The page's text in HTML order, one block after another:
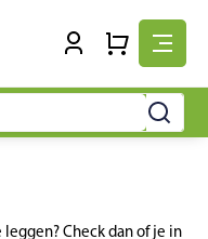
Check dan of je in